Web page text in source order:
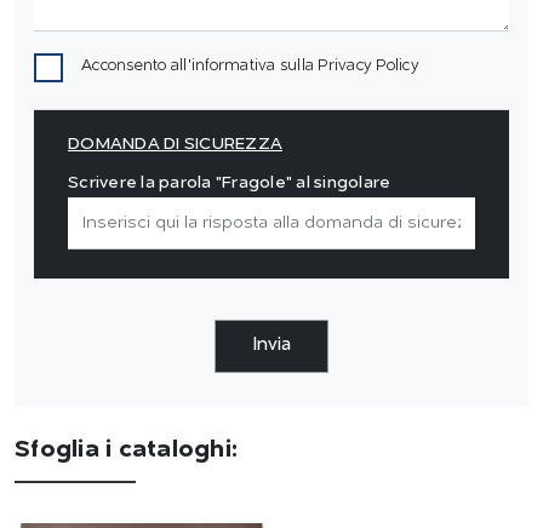
Acconsento all'informativa sulla Privacy Policy
DOMANDA DI SICUREZZA
Scrivere la parola "Fragole" al singolare
Invia
Sfoglia i cataloghi: